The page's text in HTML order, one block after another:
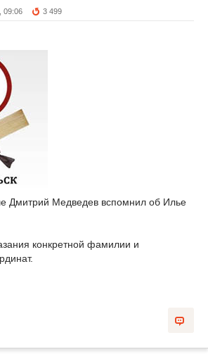
09:06 3 499
Дмитрий Медведев вспомнил об Илье
конкретной фамилии и